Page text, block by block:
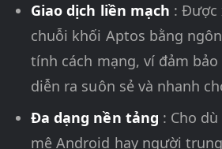
Giao dịch liền mạch : Được
chuỗi khối Aptos bằng
tính cách mạng, ví đảm
diễn ra suôn sẻ và nhanh
Đa dạng nền tảng : Cho
mê Android hay người